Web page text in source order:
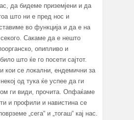
да бидеме приземјени и да
што ни е пред нос и
во функција и да е на
Сакаме да е нешто
опипливо и
што ќе го посети сајтот.
кои се локални, ендемични за
од тука ќе успее да ги
ги види, прочита. Опфаќаме
и профили и навистина се
„сега“ и „тогаш“ кај нас.